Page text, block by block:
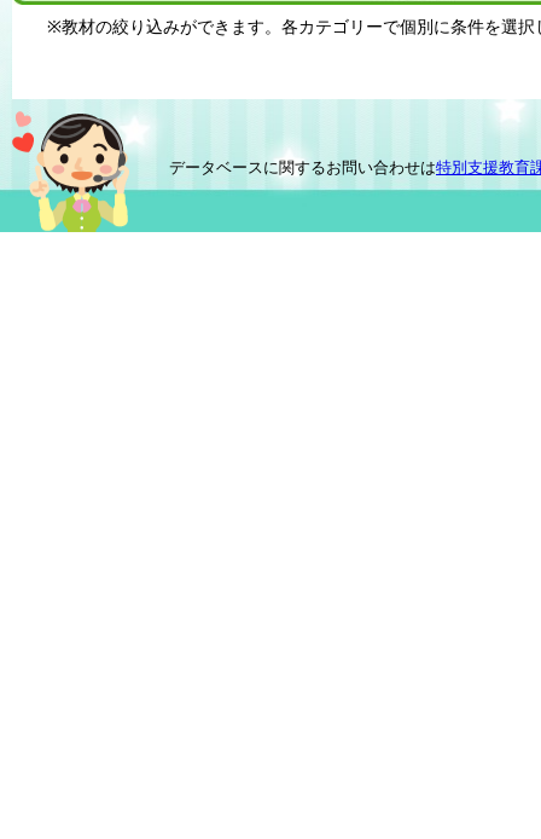
※教材の絞り込みができます。各カテゴリーで個別に条件を選択
データベースに関するお問い合わせは特別支援教育